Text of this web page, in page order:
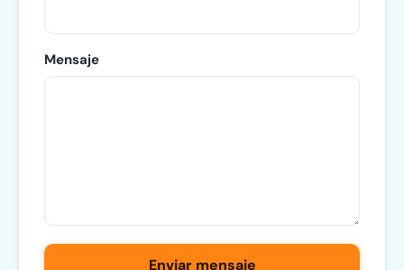
Mensaje
Enviar mensaje